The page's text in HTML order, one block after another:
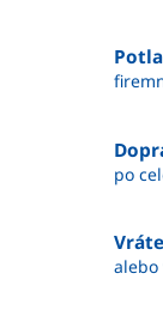
po
alebo